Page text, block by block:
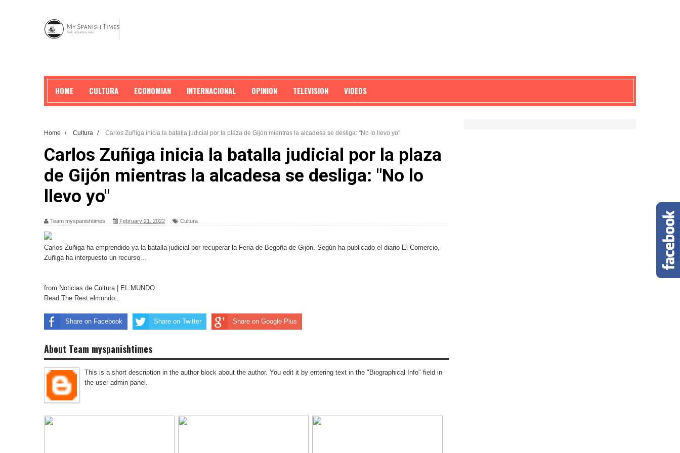
HOME CULTURA ECONOMIAN INTERNACIONAL OPINION TELEVISION VIDEOS
Home / Cultura / Carlos Zuñiga inicia la batalla judicial por la plaza de Gijón mientras la alcadesa se desliga: "No lo llevo yo"
Carlos Zuñiga inicia la batalla judicial por la plaza
de Gijón mientras la alcadesa se desliga: "No lo
llevo yo"
Team myspanishtimes February 21, 2022 Cultura
Carlos Zuñiga ha emprendido ya la batalla judicial por recuperar la Feria de Begoña de Gijón. Según ha publicado el diario El Comercio,
Zuñiga ha interpuesto un recurso...
from Noticias de Cultura | EL MUNDO
Read The Rest:elmundo...
Share on Facebook Share on Twitter Share on Google Plus
About Team myspanishtimes
This is a short description in the author block about the author. You edit it by entering text in the "Biographical Info" field in
the user admin panel.